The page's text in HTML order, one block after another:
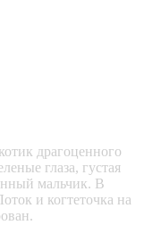
драгоценного
глаза, густая
мальчик. В
и когтеточка на